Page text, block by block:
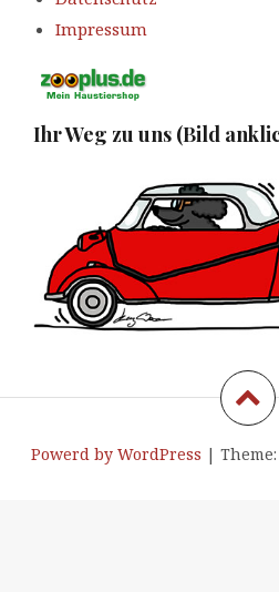
Impressum
Ihr Weg zu uns (Bild
Powerd by WordPress | Theme: